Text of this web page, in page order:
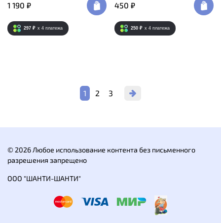
1 190 ₽
297 ₽ x 4 платежа
450 ₽
250 ₽ x 4 платежа
1 2 3
© 2026 Любое использование контента без письменного
разрешения запрещено
ООО "ШАНТИ-ШАНТИ"